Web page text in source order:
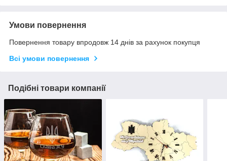
Умови повернення
Повернення товару впродовж 14 днів за рахунок покупця
Всі умови повернення
Подібні товари компанії